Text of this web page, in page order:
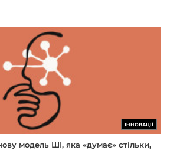
ІННОВАЦІЇ
модель ШІ, яка «думає» стільки,